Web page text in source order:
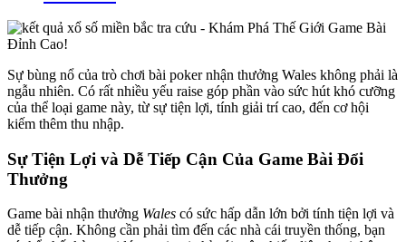
Sự bùng nổ của trò chơi bài poker nhận thưởng Wales không phải là
ngẫu nhiên. Có rất nhiều yếu raise góp phần vào sức hút khó cưỡng
của thể loại game này, từ sự tiện lợi, tính giải trí cao, đến cơ hội
kiếm thêm thu nhập.
Sự Tiện Lợi và Dễ Tiếp Cận Của Game Bài Đổi
Thưởng
Game bài nhận thưởng Wales có sức hấp dẫn lớn bởi tính tiện lợi và
dễ tiếp cận. Không cần phải tìm đến các nhà cái truyền thống, bạn